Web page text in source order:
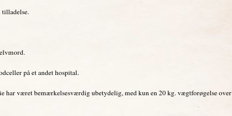
tilladelse.
på et andet hospital.
har været bemærkelsesværdig ubetydelig, med kun en 20 kg. vægtforøgelse over